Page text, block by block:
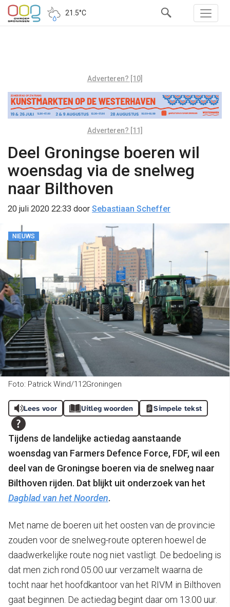
21.5°C
Adverteren? [10]
Adverteren? [11]
Deel Groningse boeren wil
woensdag via de snelweg
naar Bilthoven
20 juli 2020 22:33 door Sebastiaan Scheffer
NIEUWS
Foto: Patrick Wind/112Groningen
Lees voor Uitleg woorden Simpele tekst
Tijdens de landelijke actiedag aanstaande
woensdag van Farmers Defence Force, FDF, wil een
deel van de Groningse boeren via de snelweg naar
Bilthoven rijden. Dat blijkt uit onderzoek van het
Dagblad van het Noorden.
Met name de boeren uit het oosten van de provincie
zouden voor de snelweg-route opteren hoewel de
daadwerkelijke route nog niet vastligt. De bedoeling is
dat men zich rond 05.00 uur verzamelt waarna de
tocht naar het hoofdkantoor van het RIVM in Bilthoven
gaat beginnen. De actiedag begint daar om 13.00 uur.